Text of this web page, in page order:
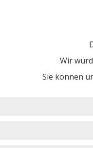
Wir
Sie können